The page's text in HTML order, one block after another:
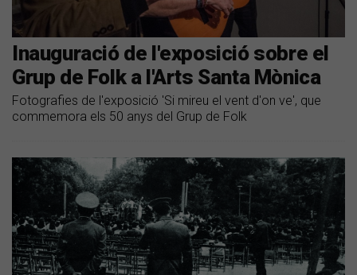
Inauguració de l'exposició sobre el
Grup de Folk a l'Arts Santa Mònica
Fotografies de l'exposició 'Si mireu el vent d'on ve', que
commemora els 50 anys del Grup de Folk